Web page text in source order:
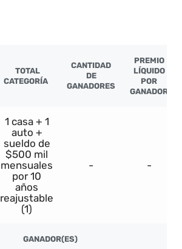
TOTAL
CATEGORÍA
CANTIDAD
DE
GANADORES
PREMIO
LÍQUIDO
POR
GANADOR
1 casa + 1
auto +
sueldo de
$500 mil
mensuales
por 10
años
reajustable
(1)
- -
GANADOR(ES)